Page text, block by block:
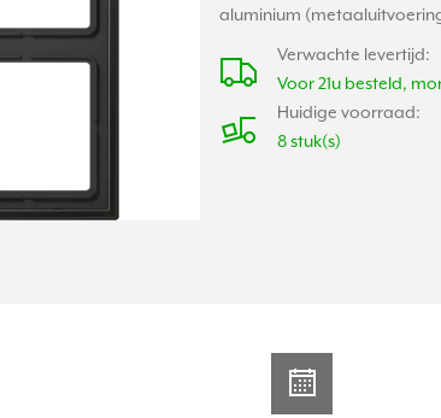
aluminium
Verwachte levertijd:
Voor 21u besteld,
Huidige voorraad:
8 stuk(s)